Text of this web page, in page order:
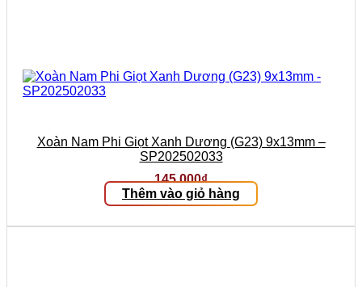
Xoàn Nam Phi Giọt Xanh Dương (G23) 9x13mm –
SP202502033
145.000₫
Thêm vào giỏ hàng